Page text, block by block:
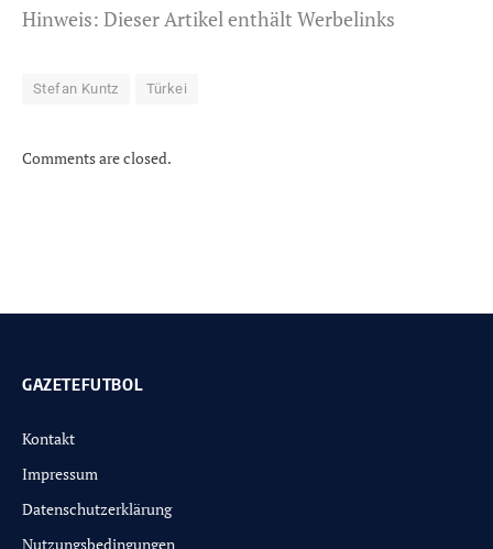
Hinweis: Dieser Artikel enthält Werbelinks
Stefan Kuntz Türkei
Comments are closed.
GAZETEFUTBOL
Kontakt
Impressum
Datenschutzerklärung
Nutzungsbedingungen